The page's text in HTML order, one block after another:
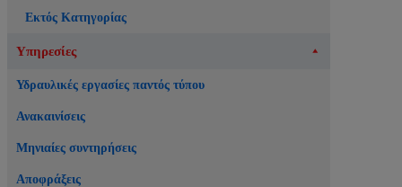
Εκτός Κατηγορίας
Υπηρεσίες
Υδραυλικές εργασίες παντός τύπου
Ανακαινίσεις
Μηνιαίες συντηρήσεις
Αποφράξεις